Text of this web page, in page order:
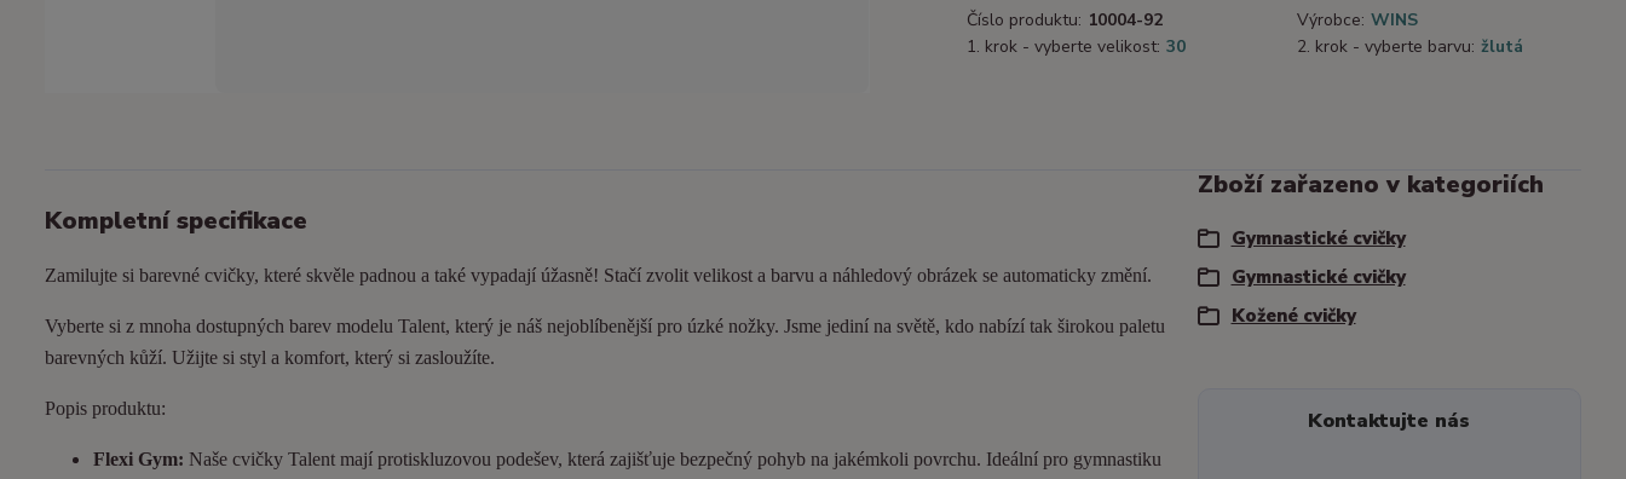
Číslo produktu: 10004-92 Výrobce: WINS
1. krok - vyberte velikost: 30 2. krok - vyberte barvu: žlutá
Kompletní specifikace
Zamilujte si barevné cvičky, které skvěle padnou a také vypadají úžasně! Stačí zvolit velikost a barvu a náhledový obrázek se automaticky změní.
Vyberte si z mnoha dostupných barev modelu Talent, který je náš nejoblíbenější pro úzké nožky. Jsme jediní na světě, kdo nabízí tak širokou paletu
barevných kůží. Užijte si styl a komfort, který si zasloužíte.
Popis produktu:
Flexi Gym: Naše cvičky Talent mají protiskluzovou podešev, která zajišťuje bezpečný pohyb na jakémkoli povrchu. Ideální pro gymnastiku
Zboží zařazeno v kategoriích
Gymnastické cvičky
Gymnastické cvičky
Kožené cvičky
Kontaktujte nás